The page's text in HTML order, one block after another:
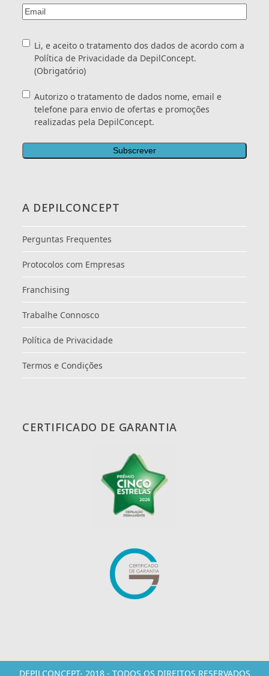
Email(Obrigatório)
Consentimento(Obrigatório)
Li, e aceito o tratamento dos dados de acordo com a
Política de Privacidade da DepilConcept.
(Obrigatório)
Consentimento
Autorizo o tratamento de dados nome, email e
telefone para envio de ofertas e promoções
realizadas pela DepilConcept.
A DEPILCONCEPT
Perguntas Frequentes
Protocolos com Empresas
Franchising
Trabalhe Connosco
Política de Privacidade
Termos e Condições
CERTIFICADO DE GARANTIA
DEPILCONCEPT- 2018 - TODOS OS DIREITOS RESERVADOS